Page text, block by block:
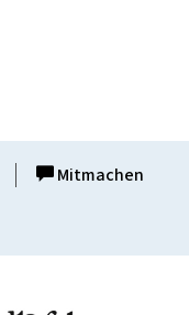
Mitmachen